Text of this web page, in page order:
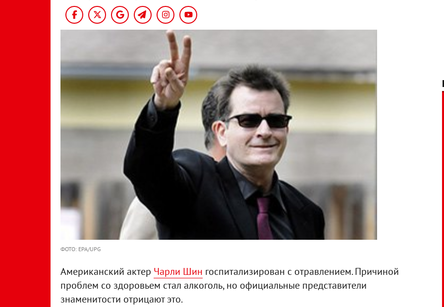
ФОТО: EPA/UPG
Американский актер Чарли Шин госпитализирован с отравлением. Причиной
проблем со здоровьем стал алкоголь, но официальные представители
знаменитости отрицают это.